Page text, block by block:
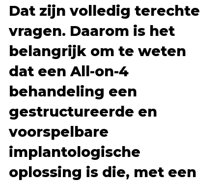
Dat zijn volledig terechte
vragen. Daarom is het
belangrijk om te weten
dat een All-on-4
behandeling een
gestructureerde en
voorspelbare
implantologische
oplossing is die, met een